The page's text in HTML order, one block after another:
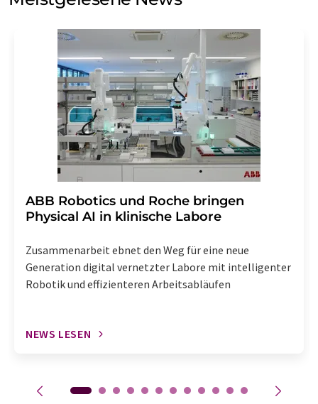
Einwilligung können Sie jederzeit ohne Angabe von
Str. 2, 12489 Berlin oder per E-Mail unter
widerruf@lumitos.commit Wirkung für die Zukunft
widerrufen. Zudem ist in jeder E-Mail ein Link zur
Abbestellung des entsprechenden Newsletters
enthalten.
​​​​​​​ABB Robotics und Roche bringen
Physical AI in klinische Labore
Zusammenarbeit ebnet den Weg für eine neue
Generation digital vernetzter Labore mit intelligenter
Robotik und effizienteren Arbeitsabläufen
NEWS LESEN